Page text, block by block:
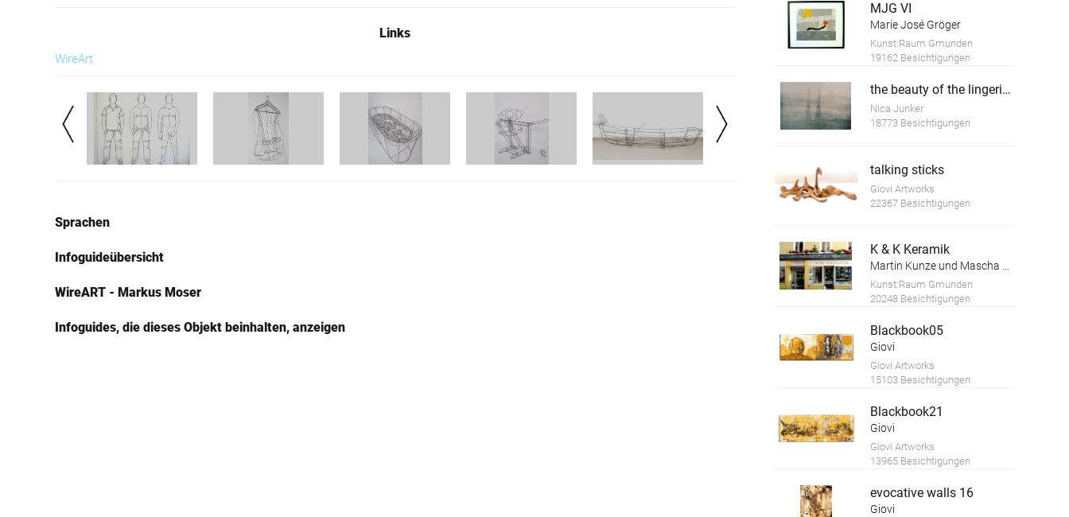
Links
WireArt
Sprachen
Infoguideübersicht
WireART - Markus Moser
Infoguides, die dieses Objekt beinhalten, anzeigen
MJG VI
Marie José Gröger
Kunst:Raum Gmunden
19162 Besichtigungen
the beauty of the lingering time 4
Nica Junker
18773 Besichtigungen
talking sticks
Giovi Artworks
22367 Besichtigungen
K & K Keramik
Kunst:Raum Gmunden
20248 Besichtigungen
Blackbook05
Giovi
Giovi Artworks
15103 Besichtigungen
Blackbook21
Giovi
Giovi Artworks
13965 Besichtigungen
evocative walls 16
Giovi